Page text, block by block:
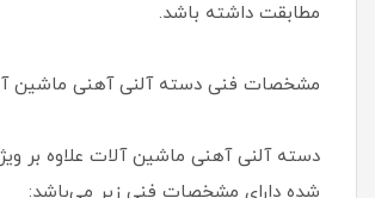
مطابقت داشته باشد.
مشخصات فنی دسته آلنی آهنی ماشین
دسته آلنی آهنی ماشین آلات علاوه بر
شده دارای مشخصات فنی زیر می‌باشد: